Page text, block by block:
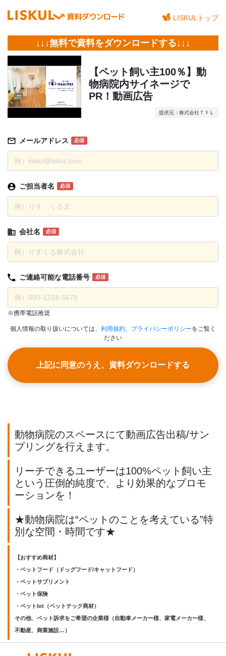
LISKULトップ
↓↓↓無料で資料をダウンロードする↓↓↓
【ペット飼い主100％】動
物病院内サイネージで
PR！動画広告
提供元：株式会社ＴＹＬ
メールアドレス 必須
ご担当者名 必須
会社名 必須
ご連絡可能な電話番号 必須
※携帯電話推奨
個人情報の取り扱いについては、 利用規約、 プライバシーポリシーをご覧く
ださい
上記に同意のうえ、資料ダウンロードする
動物病院のスペースにて動画広告出稿/サン
プリングを行えます。
リーチできるユーザーは100%ペット飼い主
という圧倒的純度で、より効果的なプロモ
ーションを！
★動物病院は“ペットのことを考えている”特
別な空間・時間です★
【おすすめ商材】
・ペットフード（ドッグフード/キャットフード）
・ペットサプリメント
・ペット保険
・ペットIot（ペットテック商材）
その他、ペット訴求をご希望の企業様（自動車メーカー様、家電メーカー様、
不動産、商業施設…）